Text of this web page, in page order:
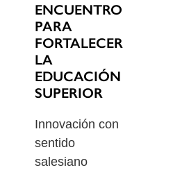
ENCUENTRO
PARA
FORTALECER
LA
EDUCACIÓN
SUPERIOR
Innovación con
sentido
salesiano